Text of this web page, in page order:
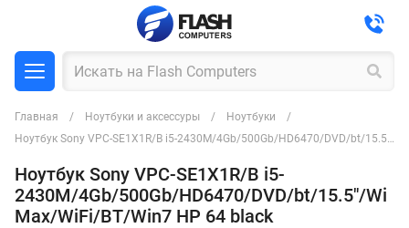
Главная Ноутбуки и аксессуры
Ноутбуки
Ноутбук Sony VPC-SE1X1R/B i5-2430M/4Gb/500Gb/HD6470/DVD/bt/15.5"/WiMax/WiFi/BT/Win7 HP 64 black
Ноутбук Sony VPC-SE1X1R/B i5-
2430M/4Gb/500Gb/HD6470/DVD/bt/15.5"/Wi
Max/WiFi/BT/Win7 HP 64 black